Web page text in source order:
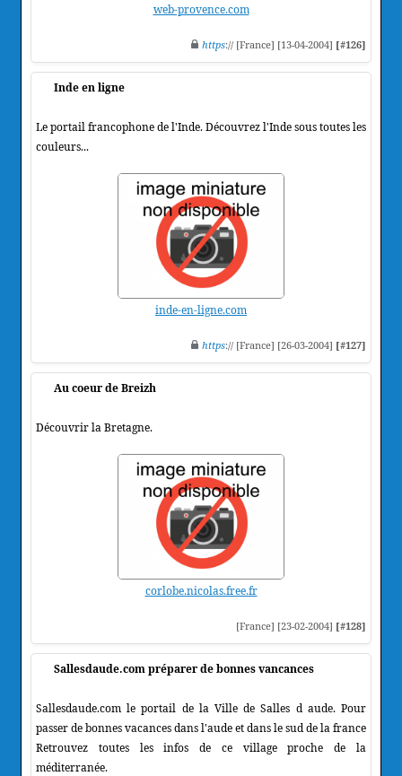
web-provence.com
https:// [France] [13-04-2004] [#126]
Inde en ligne
Le portail francophone de l'Inde. Découvrez l'Inde sous toutes les
couleurs...
inde-en-ligne.com
https:// [France] [26-03-2004] [#127]
Au coeur de Breizh
Découvrir la Bretagne.
corlobe.nicolas.free.fr
[France] [23-02-2004] [#128]
Sallesdaude.com préparer de bonnes vancances
Sallesdaude.com le portail de la Ville de Salles d aude. Pour
passer de bonnes vacances dans l'aude et dans le sud de la france
Retrouvez toutes les infos de ce village proche de la
méditerranée.